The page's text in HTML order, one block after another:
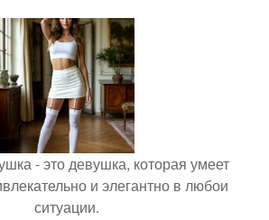
- это девушка, которая умеет
и элегантно в любои
ситуации.